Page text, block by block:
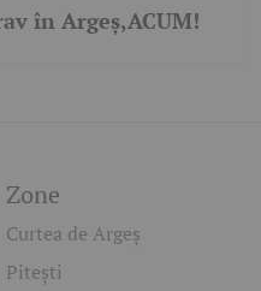
în Argeș,ACUM!
Zone
Curtea de Argeș
Pitești